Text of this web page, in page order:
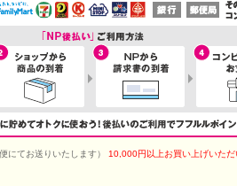
便にてお送りいたします）
10,000円以上お買い上げいた